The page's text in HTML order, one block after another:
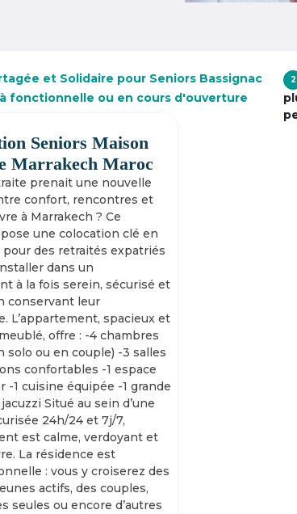
et Solidaire pour Seniors Bassignac
fonctionnelle ou en cours d'ouverture
Seniors Maison
Marrakech Maroc
prenait une nouvelle
confort, rencontres et
à Marrakech ? Ce
une colocation clé en
pour des retraités expatriés
dans un
à la fois serein, sécurisé et
conservant leur
L’appartement, spacieux et
offre : -4 chambres
solo ou en couple) -3 salles
confortables -1 espace
-1 cuisine équipée -1 grande
Situé au sein d’une
24h/24 et 7j/7,
est calme, verdoyant et
La résidence est
: vous y croiserez des
actifs, des couples,
seules ou encore d’autres
2